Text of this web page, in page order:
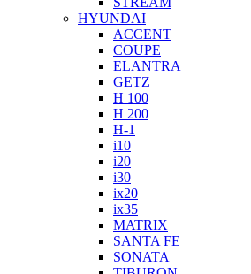
HYUNDAI
ACCENT
COUPE
ELANTRA
GETZ
H 100
H 200
H-1
i10
i20
i30
ix20
ix35
MATRIX
SANTA FE
SONATA